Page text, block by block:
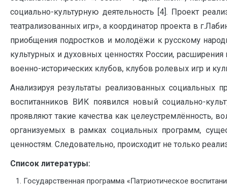
социально-культурную деятельность [4]. Проект
театрализованных игр», а координатор проекта в
приобщения подростков и молодёжи к русскому
культурных и духовных ценностях России, расширения
военно-исторических клубов, клубов ролевых игр и
Анализируя результаты реализованных социальных
воспитанников ВИК появился новый социально-
проявляют такие качества как целеустремлённость,
организуемых в рамках социальных программ,
ценностям. Следовательно, происходит не только
Список литературы:
Государственная программа «Патриотическое